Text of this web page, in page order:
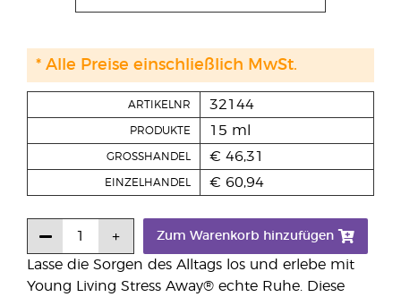
Lasse die Sorgen des Alltags los und erlebe mit
Young Living Stress Away® echte Ruhe. Diese
ARTIKELNR 32144
PRODUKTE 15 ml
GROSSHANDEL € 46,31
EINZELHANDEL € 60,94
Zum Warenkorb hinzufügen
* Alle Preise einschließlich MwSt.